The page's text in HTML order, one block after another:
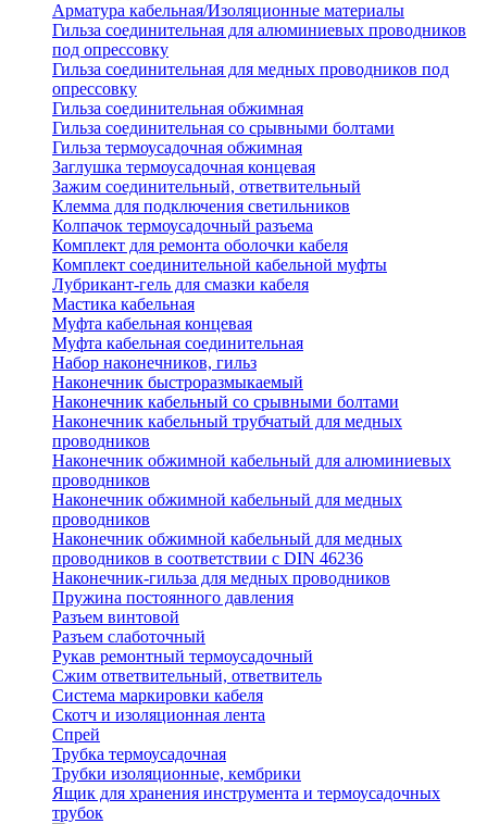
Арматура кабельная/Изоляционные материалы
Гильза соединительная для алюминиевых проводников
под опрессовку
Гильза соединительная для медных проводников под
опрессовку
Гильза соединительная обжимная
Гильза соединительная со срывными болтами
Гильза термоусадочная обжимная
Заглушка термоусадочная концевая
Зажим соединительный, ответвительный
Клемма для подключения светильников
Колпачок термоусадочный разъема
Комплект для ремонта оболочки кабеля
Комплект соединительной кабельной муфты
Лубрикант-гель для смазки кабеля
Мастика кабельная
Муфта кабельная концевая
Муфта кабельная соединительная
Набор наконечников, гильз
Наконечник быстроразмыкаемый
Наконечник кабельный со срывными болтами
Наконечник кабельный трубчатый для медных
проводников
Наконечник обжимной кабельный для алюминиевых
проводников
Наконечник обжимной кабельный для медных
проводников
Наконечник обжимной кабельный для медных
проводников в соответствии с DIN 46236
Наконечник-гильза для медных проводников
Пружина постоянного давления
Разъем винтовой
Разъем слаботочный
Рукав ремонтный термоусадочный
Сжим ответвительный, ответвитель
Система маркировки кабеля
Скотч и изоляционная лента
Спрей
Трубка термоусадочная
Трубки изоляционные, кембрики
Ящик для хранения инструмента и термоусадочных
трубок